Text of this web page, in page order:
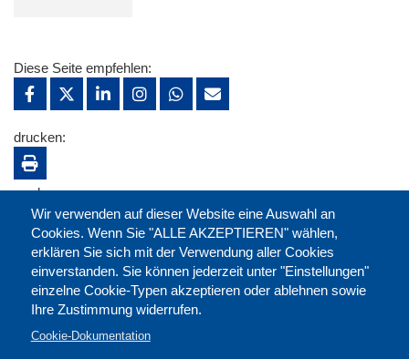
Wir verwenden auf dieser Website eine Auswahl an
Cookies. Wenn Sie "ALLE AKZEPTIEREN" wählen,
erklären Sie sich mit der Verwendung aller Cookies
einverstanden. Sie können jederzeit unter "Einstellungen"
einzelne Cookie-Typen akzeptieren oder ablehnen sowie
Ihre Zustimmung widerrufen.
Cookie-Dokumentation
Diese Seite empfehlen:
drucken:
merken: